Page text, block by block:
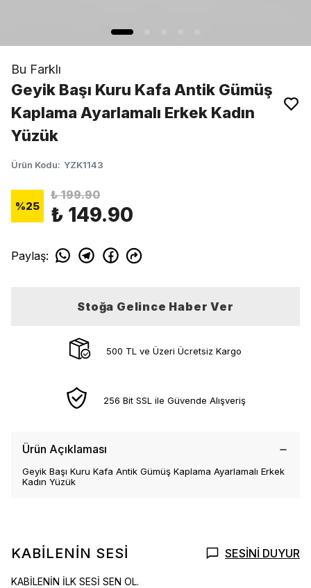
Bu Farklı
Geyik Başı Kuru Kafa Antik Gümüş
Kaplama Ayarlamalı Erkek Kadın
Yüzük
Ürün Kodu: YZK1143
%25
₺ 199.90
₺ 149.90
Paylaş:
Stoğa Gelince Haber Ver
500 TL ve Üzeri Ücretsiz Kargo
256 Bit SSL ile Güvende Alışveriş
Ürün Açıklaması
Geyik Başı Kuru Kafa Antik Gümüş Kaplama Ayarlamalı Erkek
Kadın Yüzük
KABİLENİN SESİ SESİNİ DUYUR
KABİLENİN İLK SESİ SEN OL.